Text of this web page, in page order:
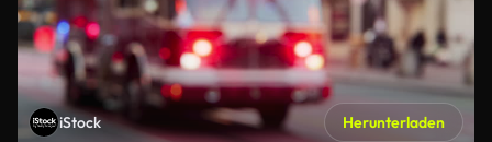
iStock Herunterladen